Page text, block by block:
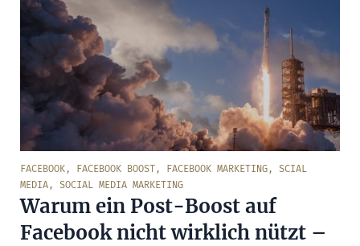
FACEBOOK, FACEBOOK BOOST, FACEBOOK MARKETING, SCIAL
MEDIA, SOCIAL MEDIA MARKETING
Warum ein Post-Boost auf
Facebook nicht wirklich nützt –